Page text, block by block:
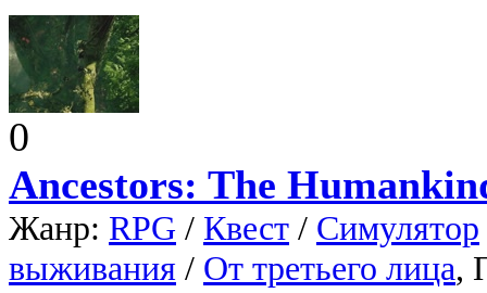
0
Ancestors: The
Жанр: RPG / Квест / Симулятор
выживания / От третьего лица,